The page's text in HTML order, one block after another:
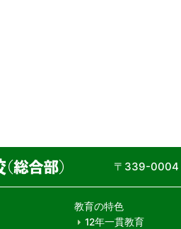
〒339-0004
教育の特色
12年一貫教育